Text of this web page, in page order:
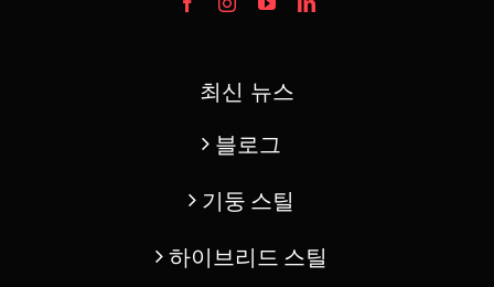
최신 뉴스
블로그
기둥 스틸
하이브리드 스틸